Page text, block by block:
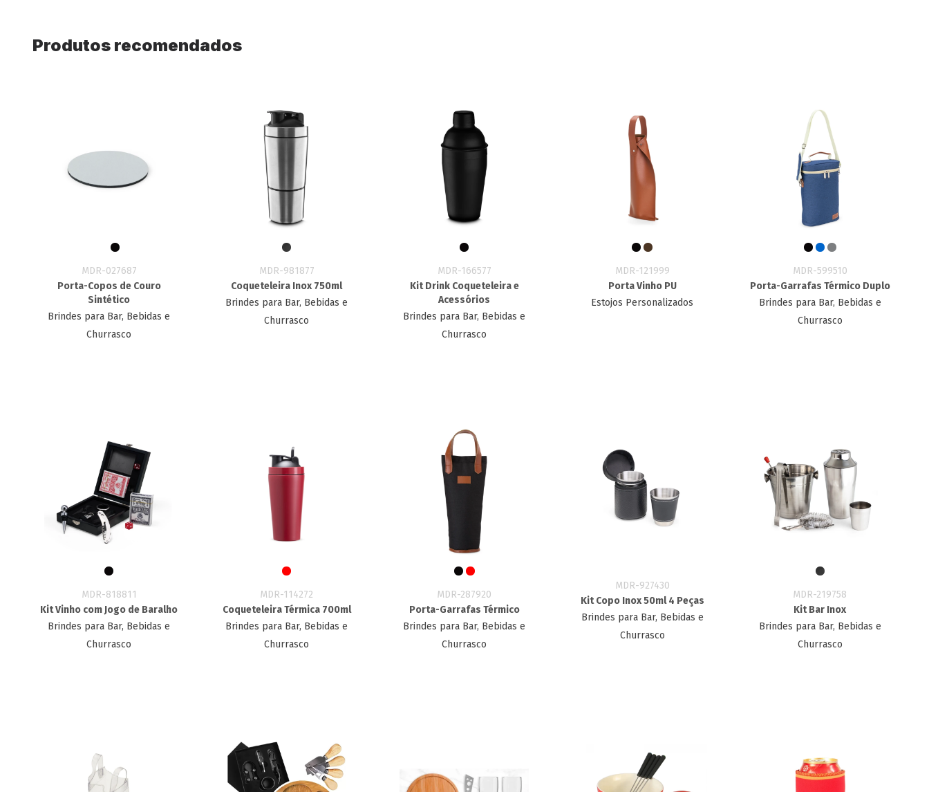
Produtos recomendados
MDR-027687
Porta-Copos de Couro
Sintético
Brindes para Bar, Bebidas e
Churrasco
MDR-981877
Coqueteleira Inox 750ml
Brindes para Bar, Bebidas e
Churrasco
MDR-166577
Kit Drink Coqueteleira e
Acessórios
Brindes para Bar, Bebidas e
Churrasco
MDR-121999
Porta Vinho PU
Estojos Personalizados
MDR-599510
Porta-Garrafas Térmico Duplo
Brindes para Bar, Bebidas e
Churrasco
MDR-818811
Kit Vinho com Jogo de Baralho
Brindes para Bar, Bebidas e
Churrasco
MDR-114272
Coqueteleira Térmica 700ml
Brindes para Bar, Bebidas e
Churrasco
MDR-287920
Porta-Garrafas Térmico
Brindes para Bar, Bebidas e
Churrasco
MDR-927430
Kit Copo Inox 50ml 4 Peças
Brindes para Bar, Bebidas e
Churrasco
MDR-219758
Kit Bar Inox
Brindes para Bar, Bebidas e
Churrasco